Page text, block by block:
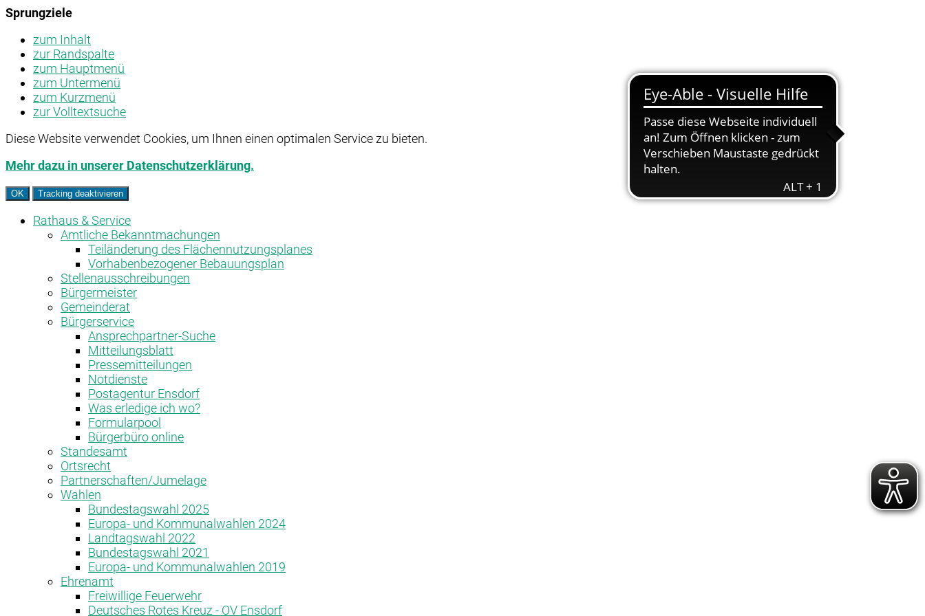
Sprungziele
zum Inhalt
zur Randspalte
zum Hauptmenü
zum Untermenü
zum Kurzmenü
zur Volltextsuche
Diese Website verwendet Cookies, um Ihnen einen optimalen Service zu bieten.
Mehr dazu in unserer Datenschutzerklärung.
OK Tracking deaktivieren
Rathaus & Service
Amtliche Bekanntmachungen
Teiländerung des Flächennutzungsplanes
Vorhabenbezogener Bebauungsplan
Stellenausschreibungen
Bürgermeister
Gemeinderat
Bürgerservice
Ansprechpartner-Suche
Mitteilungsblatt
Pressemitteilungen
Notdienste
Postagentur Ensdorf
Was erledige ich wo?
Formularpool
Bürgerbüro online
Standesamt
Ortsrecht
Partnerschaften/Jumelage
Wahlen
Bundestagswahl 2025
Europa- und Kommunalwahlen 2024
Landtagswahl 2022
Bundestagswahl 2021
Europa- und Kommunalwahlen 2019
Ehrenamt
Freiwillige Feuerwehr
Deutsches Rotes Kreuz - OV Ensdorf